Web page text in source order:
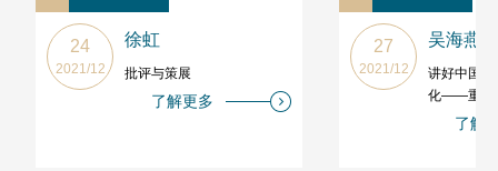
24
2021/12
徐虹
批评与策展
了解更多
27
2021/12
吴海燕
讲好中国
化——重在
了解